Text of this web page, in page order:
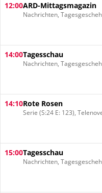
12:00ARD-Mittagsmagazin
Nachrichten,
14:00Tagesschau
Nachrichten,
14:10Rote Rosen
Serie (S:24 E: 123),
15:00Tagesschau
Nachrichten,